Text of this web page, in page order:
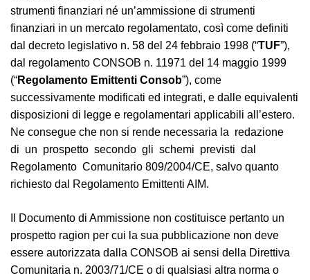
strumenti finanziari né un’ammissione di strumenti
finanziari in un mercato regolamentato, così come definiti
dal decreto legislativo n. 58 del 24 febbraio 1998 (“TUF”),
dal regolamento CONSOB n. 11971 del 14 maggio 1999
(“Regolamento Emittenti Consob”), come
successivamente modificati ed integrati, e dalle equivalenti
disposizioni di legge e regolamentari applicabili all’estero.
Ne consegue che non si rende necessaria la redazione
di un prospetto secondo gli schemi previsti dal
Regolamento Comunitario 809/2004/CE, salvo quanto
richiesto dal Regolamento Emittenti AIM.
Il Documento di Ammissione non costituisce pertanto un
prospetto ragion per cui la sua pubblicazione non deve
essere autorizzata dalla CONSOB ai sensi della Direttiva
Comunitaria n. 2003/71/CE o di qualsiasi altra norma o